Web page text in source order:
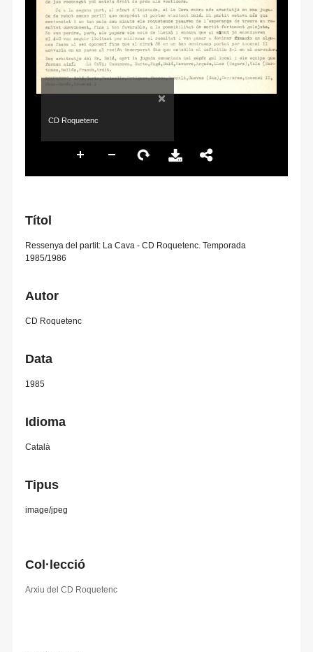
×
CD Roquetenc
Títol
Ressenya del partit: La Cava - CD Roquetenc. Temporada
1985/1986
Autor
CD Roquetenc
Data
1985
Idioma
Català
Tipus
image/jpeg
Col·lecció
Arxiu del CD Roquetenc